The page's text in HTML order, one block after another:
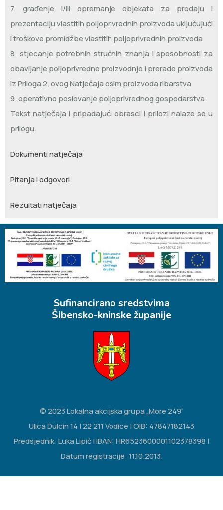
7. građenje i/ili opremanje objekata za prodaju i
prezentaciju vlastitih poljoprivrednih proizvoda uključujući
i troškove promidžbe vlastitih poljoprivrednih proizvoda
8. stjecanje potrebnih stručnih znanja i sposobnosti za
obavljanje poljoprivredne proizvodnje i prerade proizvoda
iz Priloga 2. ovog Natječaja osim proizvoda ribarstva
9. operativno poslovanje poljoprivrednog gospodarstva.
Tekst natječaja i pripadajući obrasci i prilozi nalaze se u
prilogu.
Dokumenti natječaja
Pitanja i odgovori
Rezultati natječaja
Sufinancirano sredstvima
Šibensko-kninske županije
© 2023 Lokalna akcijska grupa „More 249“
Ulica Dulcin 14 | 22 211 Vodice | OIB: 47847182143
Predsjednik: Luka Lipić | IBAN: HR6523600001102378398 |
Datum registracije: 11.10.2013.